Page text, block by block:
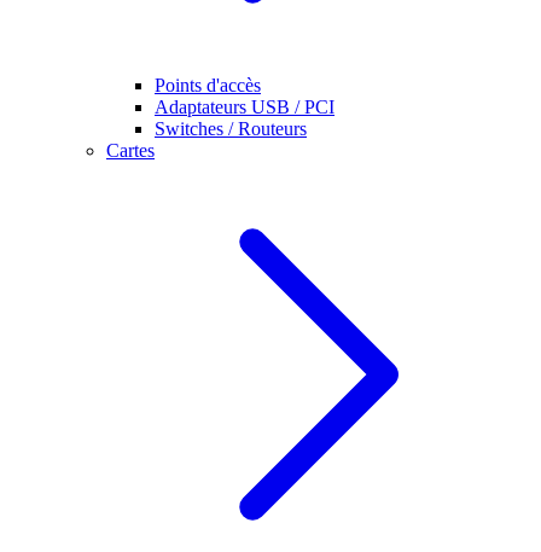
Points d'accès
Adaptateurs USB / PCI
Switches / Routeurs
Cartes